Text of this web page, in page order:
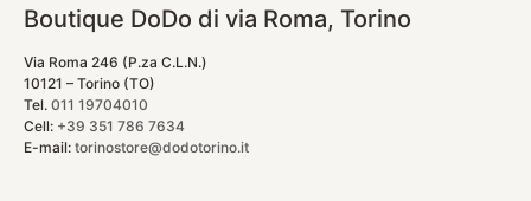
Boutique DoDo di via Roma, Torino
Via Roma 246 (P.za C.L.N.)
10121 – Torino (TO)
Tel. 011 19704010
Cell: +39 351 786 7634
E-mail: torinostore@dodotorino.it